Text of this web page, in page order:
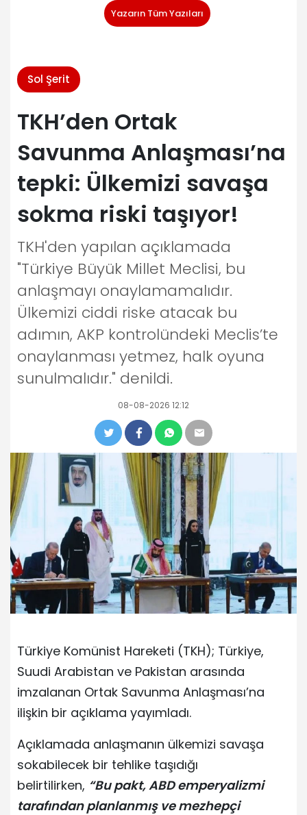
Yazarın Tüm Yazıları
Sol Şerit
TKH’den Ortak
Savunma Anlaşması’na
tepki: Ülkemizi savaşa
sokma riski taşıyor!
TKH'den yapılan açıklamada
"Türkiye Büyük Millet Meclisi, bu
anlaşmayı onaylamamalıdır.
Ülkemizi ciddi riske atacak bu
adımın, AKP kontrolündeki Meclis’te
onaylanması yetmez, halk oyuna
sunulmalıdır." denildi.
08-08-2026 12:12
Türkiye Komünist Hareketi (TKH); Türkiye,
Suudi Arabistan ve Pakistan arasında
imzalanan Ortak Savunma Anlaşması’na
ilişkin bir açıklama yayımladı.
Açıklamada anlaşmanın ülkemizi savaşa
sokabilecek bir tehlike taşıdığı
belirtilirken, “Bu pakt, ABD emperyalizmi
tarafından planlanmış ve mezhepçi